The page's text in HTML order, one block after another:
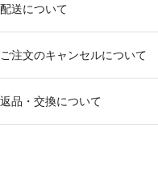
配送について
ご注文のキャンセルについて
返品・交換について